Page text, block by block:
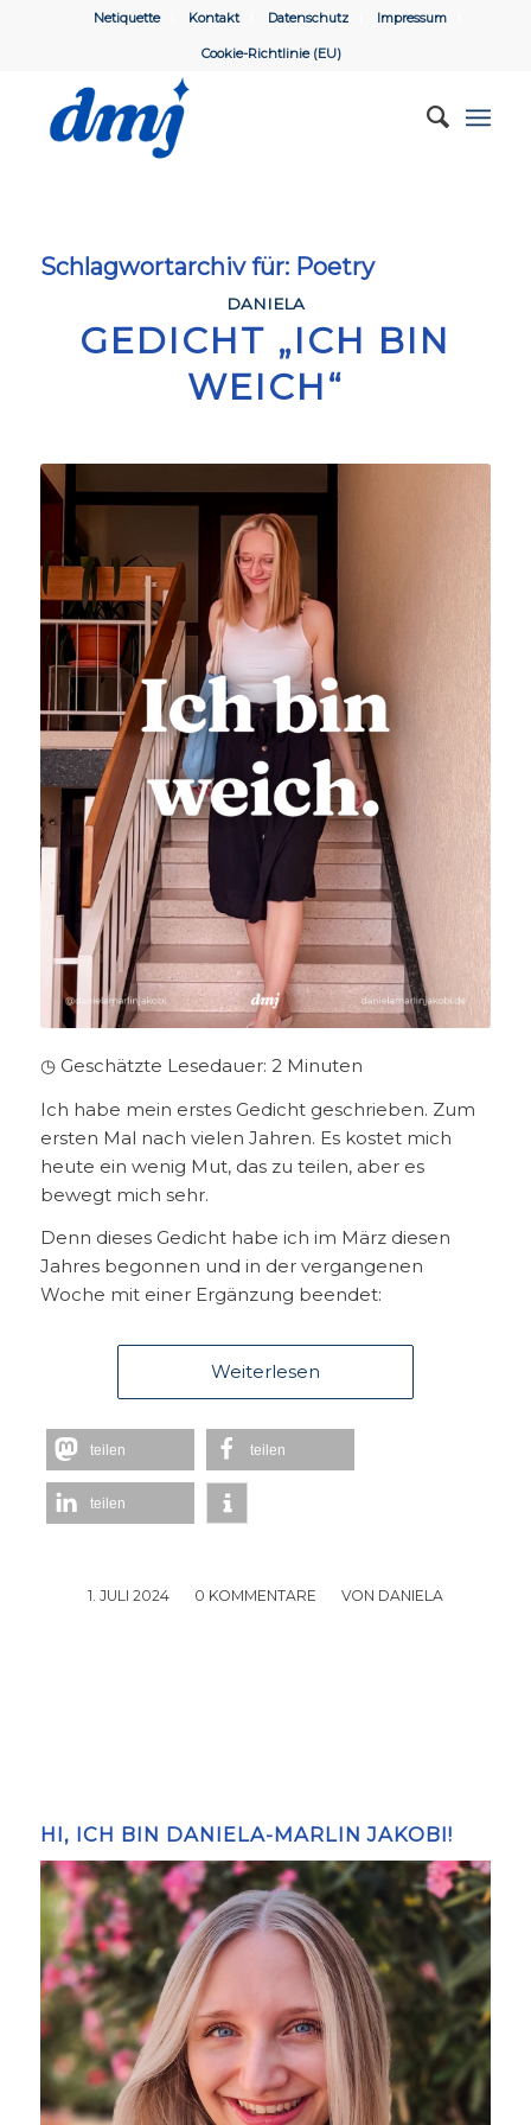
Netiquette Kontakt Datenschutz Impressum
Cookie-Richtlinie (EU)
Schlagwortarchiv für: Poetry
DANIELA
GEDICHT „ICH BIN
WEICH“
◷ Geschätzte Lesedauer: 2 Minuten
Ich habe mein erstes Gedicht geschrieben. Zum
ersten Mal nach vielen Jahren. Es kostet mich
heute ein wenig Mut, das zu teilen, aber es
bewegt mich sehr.
Denn dieses Gedicht habe ich im März diesen
Jahres begonnen und in der vergangenen
Woche mit einer Ergänzung beendet:
Weiterlesen
teilen teilen
teilen
1. JULI 2024
/ 0 KOMMENTARE
/ VON DANIELA
HI, ICH BIN DANIELA-MARLIN JAKOBI!